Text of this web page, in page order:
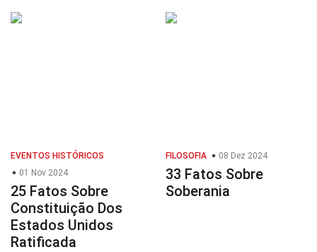
EVENTOS HISTÓRICOS
01 Nov 2024
25 Fatos Sobre
Constituição Dos
Estados Unidos
Ratificada
FILOSOFIA 08 Dez 2024
33 Fatos Sobre
Soberania